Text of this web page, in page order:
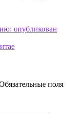
опубликован
поля